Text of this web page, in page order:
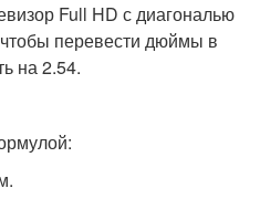
Full HD с диагональю
перевести дюймы в
на 2.54.